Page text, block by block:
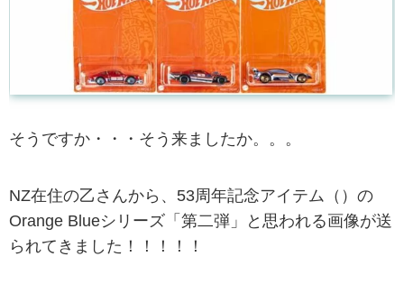
そうですか・・・そう来ましたか。。。
NZ在住の乙さんから、53周年記念アイテム（）の
Orange Blueシリーズ「第二弾」と思われる画像が送
られてきました！！！！！